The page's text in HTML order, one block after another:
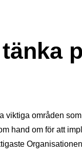
viktiga områden
hand om för att